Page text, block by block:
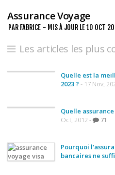
Mes ressources pour voyager
Blog voyage
Les
Podcast
Assurance Voyage
PAR FABRICE - MIS À JOUR LE10 OCT
Les articles les plus
Quelle est la
2023 ? - 17 Nov,
Quelle
Oct, 2012 -
71
Pourquoi
bancaires ne